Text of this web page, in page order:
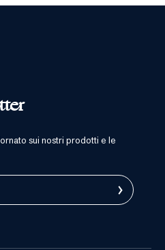
sui nostri prodotti e le
›